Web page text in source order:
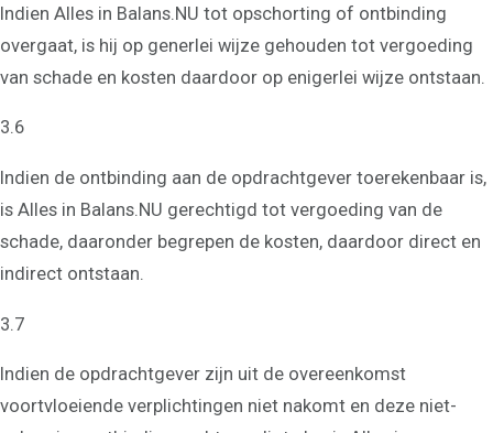
Indien Alles in Balans.NU tot opschorting of ontbinding
overgaat, is hij op generlei wijze gehouden tot vergoeding
van schade en kosten daardoor op enigerlei wijze ontstaan.
3.6
Indien de ontbinding aan de opdrachtgever toerekenbaar is,
is Alles in Balans.NU gerechtigd tot vergoeding van de
schade, daaronder begrepen de kosten, daardoor direct en
indirect ontstaan.
3.7
Indien de opdrachtgever zijn uit de overeenkomst
voortvloeiende verplichtingen niet nakomt en deze niet-